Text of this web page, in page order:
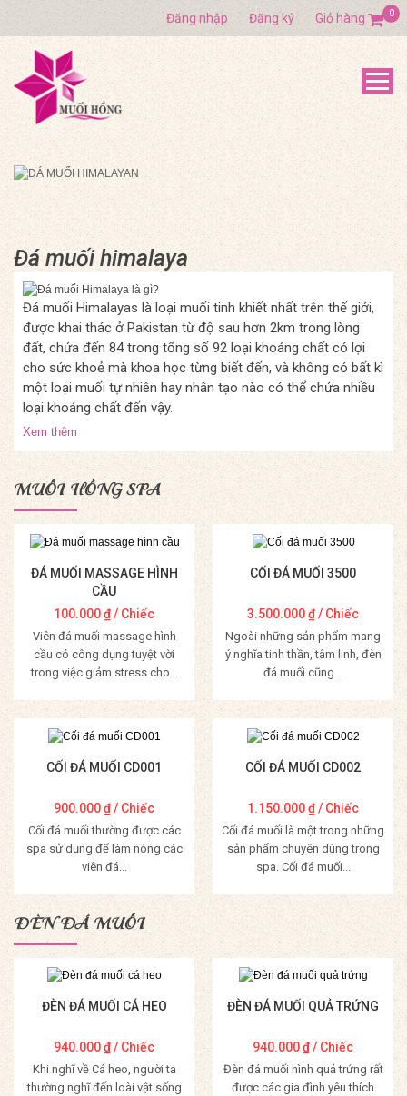
Đăng nhập Đăng ký Giỏ hàng 0
Đá muối himalaya
Đá muối Himalayas là loại muối tinh khiết nhất trên thế giới,
được khai thác ở Pakistan từ độ sau hơn 2km trong lòng
đất, chứa đến 84 trong tổng số 92 loại khoáng chất có lợi
cho sức khoẻ mà khoa học từng biết đến, và không có bất kì
một loại muối tự nhiên hay nhân tạo nào có thể chứa nhiều
loại khoáng chất đến vậy.
Xem thêm
MUỐI HỒNG SPA
ĐÁ MUỐI MASSAGE HÌNH
CẦU
100.000₫/ Chiếc
Viên đá muối massage hình
cầu có công dụng tuyệt vời
trong việc giảm stress cho...
Mua Hàng
CỐI ĐÁ MUỐI 3500
3.500.000₫/ Chiếc
Ngoài những sản phẩm mang
ý nghĩa tinh thần, tâm linh, đèn
đá muối cũng...
Mua Hàng
CỐI ĐÁ MUỐI CD001
900.000₫/ Chiếc
Cối đá muối thường được các
spa sử dụng để làm nóng các
viên đá...
Mua Hàng
CỐI ĐÁ MUỐI CD002
1.150.000₫/ Chiếc
Cối đá muối là một trong những
sản phẩm chuyên dùng trong
spa. Cối đá muối...
Mua Hàng
ĐÈN ĐÁ MUỐI
ĐÈN ĐÁ MUỐI CÁ HEO
940.000₫/ Chiếc
Khi nghĩ về Cá heo, người ta
thường nghĩ đến loài vật sống
ĐÈN ĐÁ MUỐI QUẢ TRỨNG
940.000₫/ Chiếc
Đèn đá muối hình quả trứng rất
được các gia đình yêu thích